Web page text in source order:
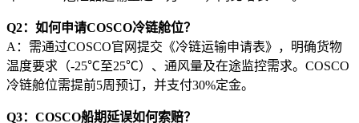
Q2：如何申请COSCO冷链舱位？
A：需通过COSCO官网提交《冷链运输申请表》，明确货物
温度要求（-25℃至25℃）、通风量及在途监控需求。COSCO
冷链舱位需提前5周预订，并支付30%定金。
Q3：COSCO船期延误如何索赔？